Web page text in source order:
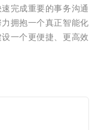
完成重要的事务沟通
拥抱一个真正智能化
一个更便捷、更高效